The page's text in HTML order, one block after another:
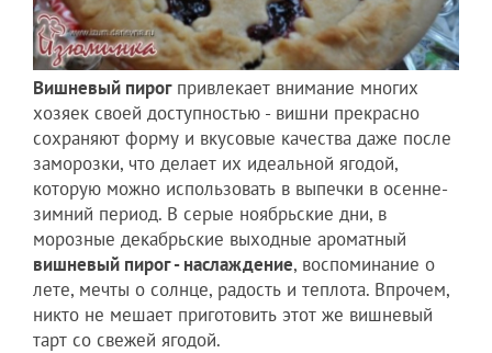
Вишневый пирогпривлекает внимание многих
хозяек своей доступностью - вишни прекрасно
сохраняют форму и вкусовые качества даже после
заморозки, что делает их идеальной ягодой,
которую можно использовать в выпечки в осенне-
зимний период. В серые ноябрьские дни, в
морозные декабрьские выходные ароматный
вишневый пирог - наслаждение, воспоминание о
лете, мечты о солнце, радость и теплота. Впрочем,
никто не мешает приготовить этот же вишневый
тарт со свежей ягодой.